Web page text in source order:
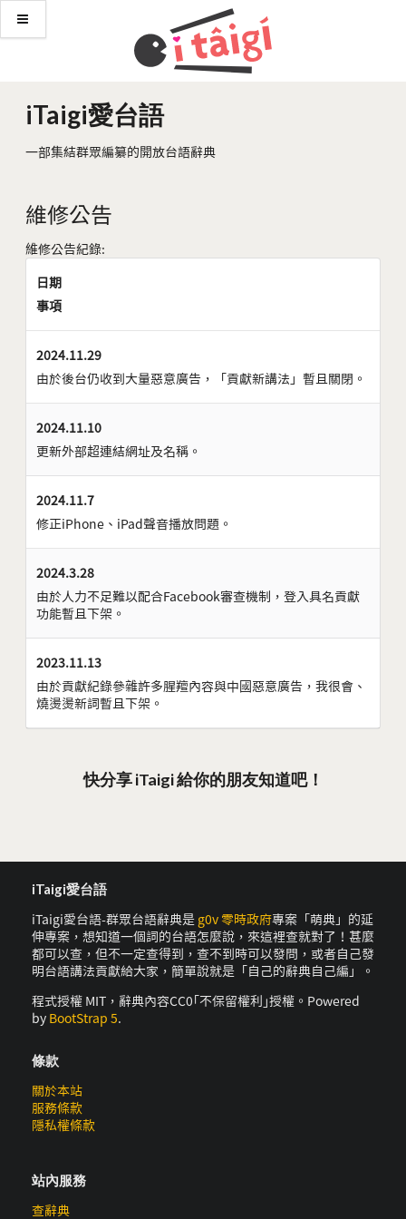
iTaigi愛台語
一部集結群眾編纂的開放台語辭典
維修公告
維修公告紀錄:
日期
事項
2024.11.29
由於後台仍收到大量惡意廣告，「貢獻新講法」暫且關閉。
2024.11.10
更新外部超連結網址及名稱。
2024.11.7
修正iPhone、iPad聲音播放問題。
2024.3.28
由於人力不足難以配合Facebook審查機制，登入具名貢獻
功能暫且下架。
2023.11.13
由於貢獻紀錄參雜許多腥羶內容與中國惡意廣告，我很會、
燒燙燙新詞暫且下架。
快分享 iTaigi 給你的朋友知道吧！
iTaigi愛台語
iTaigi愛台語-群眾台語辭典是 g0v 零時政府專案「萌典」的延
伸專案，想知道一個詞的台語怎麼說，來這裡查就對了！甚麼
都可以查，但不一定查得到，查不到時可以發問，或者自己發
明台語講法貢獻給大家，簡單說就是「自己的辭典自己編」。
程式授權 MIT，辭典內容CC0｢不保留權利｣授權。Powered
by BootStrap 5.
條款
關於本站
服務條款
隱私權條款
站內服務
查辭典